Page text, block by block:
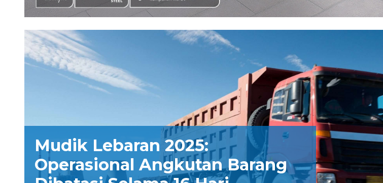
Mudik Lebaran 2025:
Operasional Angkutan Barang